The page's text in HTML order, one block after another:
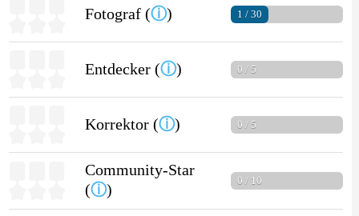
Fotograf (ⓘ) 1 / 30
Entdecker (ⓘ) 0 / 5
Korrektor (ⓘ) 0 / 5
Community-Star
(ⓘ)
0 / 10